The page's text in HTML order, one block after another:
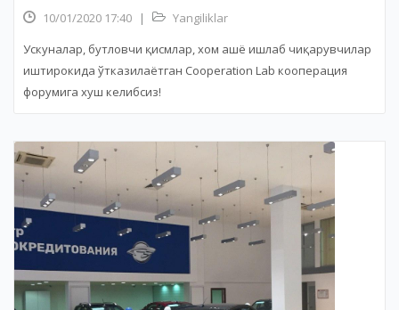
10/01/2020 17:40 |
Yangiliklar
Ускуналар, бутловчи қисмлар, хом ашё ишлаб чиқарувчилар
иштирокида ўтказилаётган Cooperation Lab кооперация
форумига хуш келибсиз!